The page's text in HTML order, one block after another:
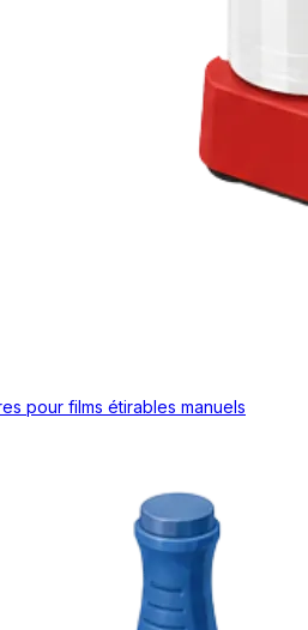
pour films étirables manuels